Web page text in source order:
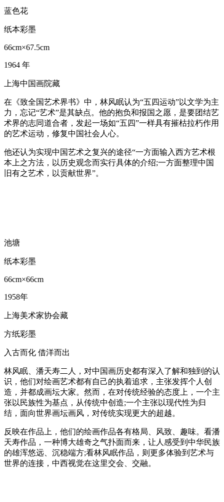
蓝色花
纸本彩墨
66cm×67.5cm
1964 年
上海中国画院藏
在《致全国艺术界书》中，林风眠认为“五四运动”以文学为主
力，忘记“艺术”是其缺点。他的抱负和报国之愿，是要团结艺
术界的志同道合者，发起一场如“五四”一样具有摧枯拉朽作用
的艺术运动，修复中国社会人心。
他还认为实现中国艺术之复兴的途径“一方面输入西方艺术根
本上之方法，以历史观念而实行具体的介绍;一方面整理中国
旧有之艺术，以贡献世界”。
池塘
纸本彩墨
66cm×66cm
1958年
上海美术家协会藏
方纸彩墨
入古而化 借洋而出
林风眠、潘天寿二人，对中国画历史都有深入了解和独到的认
识，他们对绘画艺术都有自己的执着追求，主张发挥个人创
造，并都成画坛大家。然而，在对传统经验的态度上，一个主
张以民族性为基点，从传统中创造;一个主张以现代性为归
结，面向世界画坛画风，对传统实现更大的超越。
反映在作品上，他们的绘画作品各有格局、风致、趣味。看潘
天寿作品，一种博大雄奇之气扑面而来，让人感受到中华民族
的雄浑悠远、沉稳端方;看林风眠作品，则更多体验到艺术与
世界的连接，中西视觉在这里交会、交融。